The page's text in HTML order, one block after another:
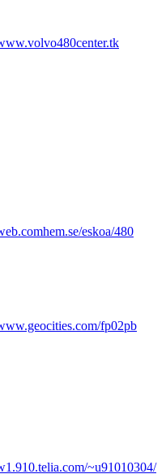
eskoa/480
fp02pb
~u91010304/